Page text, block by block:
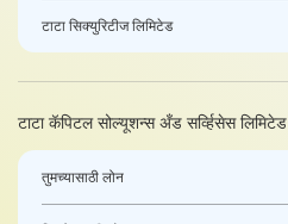
टाटा सिक्युरिटीज लिमिटेड
टाटा कॅपिटल सोल्यूशन्स अँड सर्व्हिसेस लिमिटेड
तुमच्यासाठी लोन